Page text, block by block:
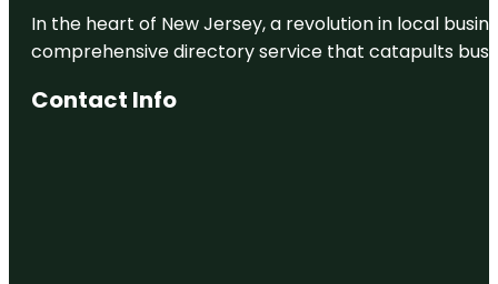
In the heart of New Jersey, a revolution in local
comprehensive directory service that catapults
Contact Info